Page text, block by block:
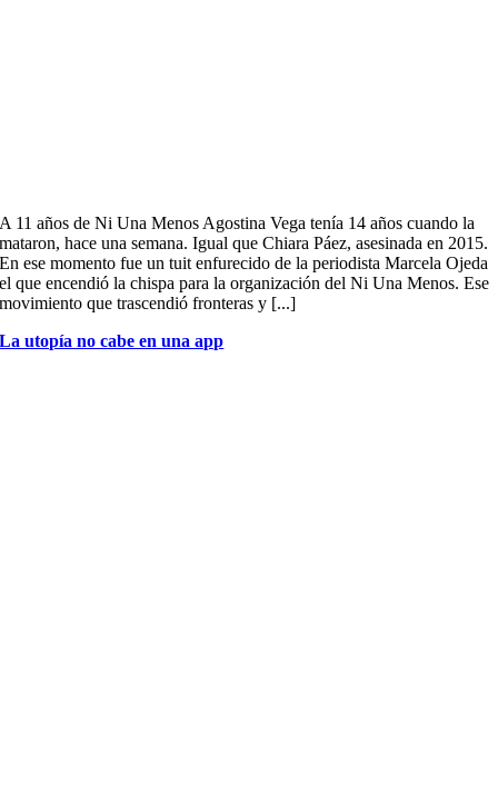
A 11 años de Ni Una Menos Agostina Vega tenía 14 años cuando la
mataron, hace una semana. Igual que Chiara Páez, asesinada en 2015.
En ese momento fue un tuit enfurecido de la periodista Marcela Ojeda
el que encendió la chispa para la organización del Ni Una Menos. Ese
movimiento que trascendió fronteras y [...]
La utopía no cabe en una app